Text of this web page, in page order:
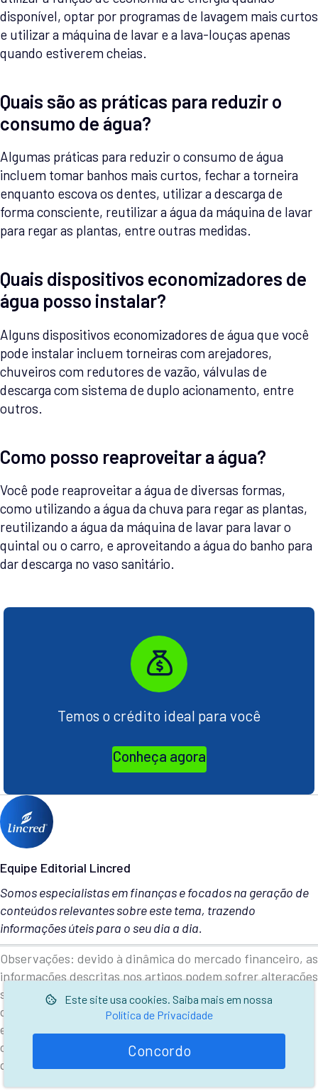
disponível, optar por programas de lavagem mais curtos
e utilizar a máquina de lavar e a lava-louças apenas
quando estiverem cheias.
Quais são as práticas para reduzir o
consumo de água?
Algumas práticas para reduzir o consumo de água
incluem tomar banhos mais curtos, fechar a torneira
enquanto escova os dentes, utilizar a descarga de
forma consciente, reutilizar a água da máquina de lavar
para regar as plantas, entre outras medidas.
Quais dispositivos economizadores de
água posso instalar?
Alguns dispositivos economizadores de água que você
pode instalar incluem torneiras com arejadores,
chuveiros com redutores de vazão, válvulas de
descarga com sistema de duplo acionamento, entre
outros.
Como posso reaproveitar a água?
Você pode reaproveitar a água de diversas formas,
como utilizando a água da chuva para regar as plantas,
reutilizando a água da máquina de lavar para lavar o
quintal ou o carro, e aproveitando a água do banho para
dar descarga no vaso sanitário.
Temos o crédito ideal para você
Conheça agora
Equipe Editorial Lincred
Somos especialistas em finanças e focados na geração de
conteúdos relevantes sobre este tema, trazendo
informações úteis para o seu dia a dia.
Observações: devido à dinâmica do mercado financeiro, as
informações descritas nos artigos podem sofrer alterações
sem aviso prévio e podem estar, em alguns casos,
desatualizadas em relação às legislações vigentes. Ao ler
este conteúdo você concorda com estes termos. Sempre
consulte sua instituição financeira antes de contratar
qualquer produto de crédito.
Este site usa cookies. Saiba mais em nossa
Política de Privacidade
Concordo